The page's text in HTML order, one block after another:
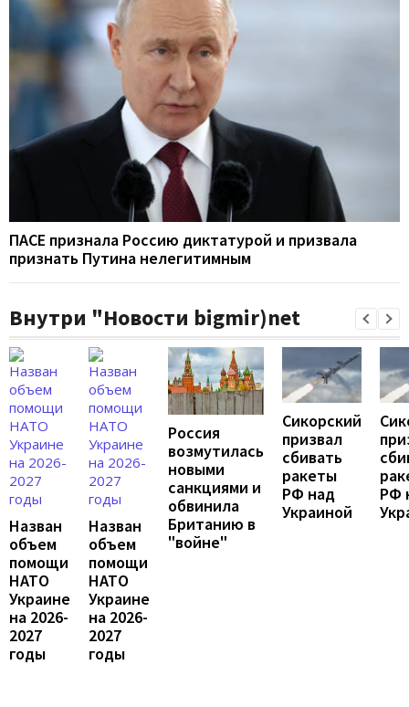
ПАСЕ признала Россию диктатурой и призвала
признать Путина нелегитимным
Внутри "Новости bigmir)net
Назван
объем
помощи
НАТО
Украине
на 2026-
2027
годы
Назван
объем
помощи
НАТО
Украине
на 2026-
2027
годы
Россия
возмутилась
новыми
санкциями и
обвинила
Британию в
"войне"
Сикорский
призвал
сбивать
ракеты
РФ над
Украиной
РФ